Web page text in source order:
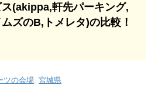
ス(akippa,軒先パーキング,
ムズのB,トメレタ)の比較！
ツの会場 宮城県